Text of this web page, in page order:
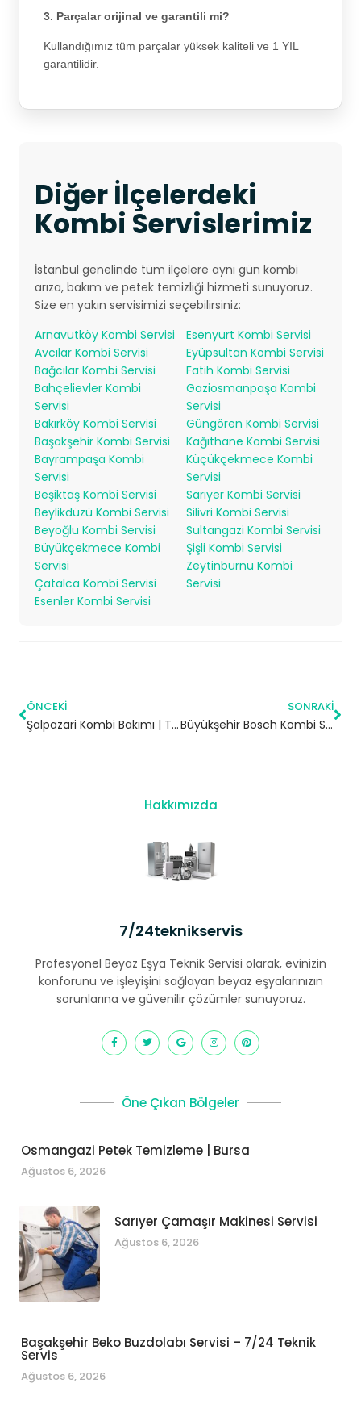
3. Parçalar orijinal ve garantili mi?
Kullandığımız tüm parçalar yüksek kaliteli ve 1 YIL
garantilidir.
Diğer İlçelerdeki
Kombi Servislerimiz
İstanbul genelinde tüm ilçelere aynı gün kombi
arıza, bakım ve petek temizliği hizmeti sunuyoruz.
Size en yakın servisimizi seçebilirsiniz:
Arnavutköy Kombi Servisi
Avcılar Kombi Servisi
Bağcılar Kombi Servisi
Bahçelievler Kombi
Servisi
Bakırköy Kombi Servisi
Başakşehir Kombi Servisi
Bayrampaşa Kombi
Servisi
Beşiktaş Kombi Servisi
Beylikdüzü Kombi Servisi
Beyoğlu Kombi Servisi
Büyükçekmece Kombi
Servisi
Çatalca Kombi Servisi
Esenler Kombi Servisi
Esenyurt Kombi Servisi
Eyüpsultan Kombi Servisi
Fatih Kombi Servisi
Gaziosmanpaşa Kombi
Servisi
Güngören Kombi Servisi
Kağıthane Kombi Servisi
Küçükçekmece Kombi
Servisi
Sarıyer Kombi Servisi
Silivri Kombi Servisi
Sultangazi Kombi Servisi
Şişli Kombi Servisi
Zeytinburnu Kombi
Servisi
ÖNCEKI
Şalpazari Kombi Bakımı | Trabzon
SONRAKI
Büyükşehir Bosch Kombi Servisi – Beylikdüzü Yetkili Servis
Hakkımızda
7/24teknikservis
Profesyonel Beyaz Eşya Teknik Servisi olarak, evinizin
konforunu ve işleyişini sağlayan beyaz eşyalarınızın
sorunlarına ve güvenilir çözümler sunuyoruz.
Öne Çıkan Bölgeler
Osmangazi Petek Temizleme | Bursa
Ağustos 6, 2026
Sarıyer Çamaşır Makinesi Servisi
Ağustos 6, 2026
Başakşehir Beko Buzdolabı Servisi – 7/24 Teknik
Servis
Ağustos 6, 2026